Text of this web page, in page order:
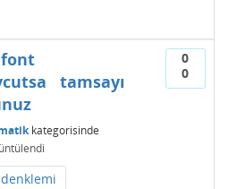
0
0
tamsayı
kategorisinde